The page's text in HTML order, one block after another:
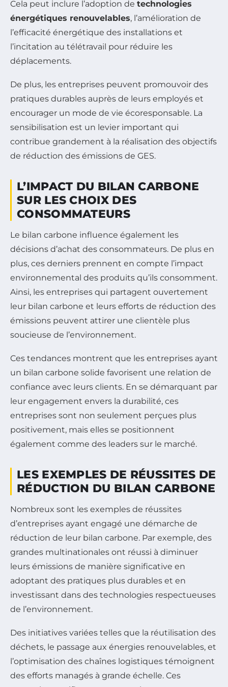
Cela peut inclure l’adoption de technologies
énergétiques renouvelables, l’amélioration de
l’efficacité énergétique des installations et
l’incitation au télétravail pour réduire les
déplacements.
De plus, les entreprises peuvent promouvoir des
pratiques durables auprès de leurs employés et
encourager un mode de vie écoresponsable. La
sensibilisation est un levier important qui
contribue grandement à la réalisation des objectifs
de réduction des émissions de GES.
L’IMPACT DU BILAN CARBONE
SUR LES CHOIX DES
CONSOMMATEURS
Le bilan carbone influence également les
décisions d’achat des consommateurs. De plus en
plus, ces derniers prennent en compte l’impact
environnemental des produits qu’ils consomment.
Ainsi, les entreprises qui partagent ouvertement
leur bilan carbone et leurs efforts de réduction des
émissions peuvent attirer une clientèle plus
soucieuse de l’environnement.
Ces tendances montrent que les entreprises ayant
un bilan carbone solide favorisent une relation de
confiance avec leurs clients. En se démarquant par
leur engagement envers la durabilité, ces
entreprises sont non seulement perçues plus
positivement, mais elles se positionnent
également comme des leaders sur le marché.
LES EXEMPLES DE RÉUSSITES DE
RÉDUCTION DU BILAN CARBONE
Nombreux sont les exemples de réussites
d’entreprises ayant engagé une démarche de
réduction de leur bilan carbone. Par exemple, des
grandes multinationales ont réussi à diminuer
leurs émissions de manière significative en
adoptant des pratiques plus durables et en
investissant dans des technologies respectueuses
de l’environnement.
Des initiatives variées telles que la réutilisation des
déchets, le passage aux énergies renouvelables, et
l’optimisation des chaînes logistiques témoignent
des efforts managés à grande échelle. Ces